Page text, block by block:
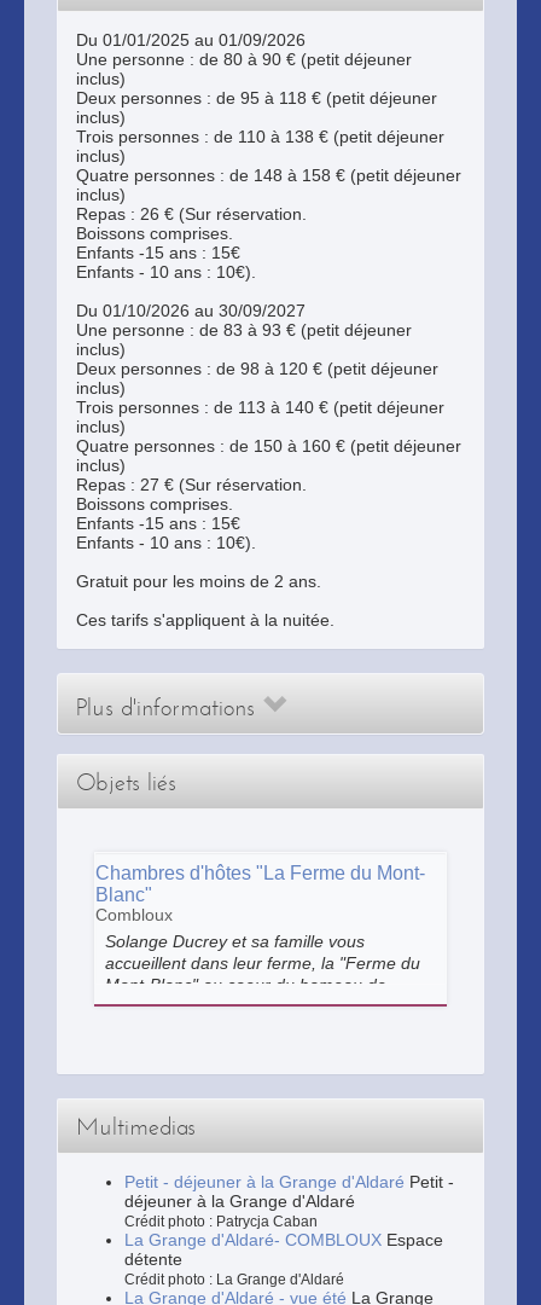
Du 01/01/2025 au 01/09/2026
Une personne : de 80 à 90 € (petit déjeuner
inclus)
Deux personnes : de 95 à 118 € (petit déjeuner
inclus)
Trois personnes : de 110 à 138 € (petit déjeuner
inclus)
Quatre personnes : de 148 à 158 € (petit déjeuner
inclus)
Repas : 26 € (Sur réservation.
Boissons comprises.
Enfants -15 ans : 15€
Enfants - 10 ans : 10€).
Du 01/10/2026 au 30/09/2027
Une personne : de 83 à 93 € (petit déjeuner
inclus)
Deux personnes : de 98 à 120 € (petit déjeuner
inclus)
Trois personnes : de 113 à 140 € (petit déjeuner
inclus)
Quatre personnes : de 150 à 160 € (petit déjeuner
inclus)
Repas : 27 € (Sur réservation.
Boissons comprises.
Enfants -15 ans : 15€
Enfants - 10 ans : 10€).
Gratuit pour les moins de 2 ans.
Ces tarifs s'appliquent à la nuitée.
Plus d'informations
Objets liés
Chambres d'hôtes "La Ferme du Mont-
Blanc"
Combloux
Solange Ducrey et sa famille vous
accueillent dans leur ferme, la "Ferme du
Mont-Blanc" au coeur du hameau de
Prairy, à Combloux. Solange vous propose
cuisine traditionnelle.
Multimedias
Petit - déjeuner à la Grange d'Aldaré Petit -
déjeuner à la Grange d'Aldaré
Crédit photo : Patrycja Caban
La Grange d'Aldaré- COMBLOUX Espace
détente
Crédit photo : La Grange d'Aldaré
La Grange d'Aldaré - vue été La Grange